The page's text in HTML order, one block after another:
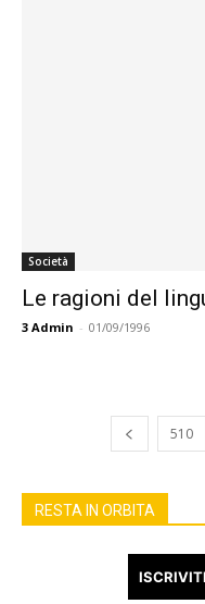
Società
Le ragioni del
3 Admin - 01/09/1996
510
RESTA IN ORBITA